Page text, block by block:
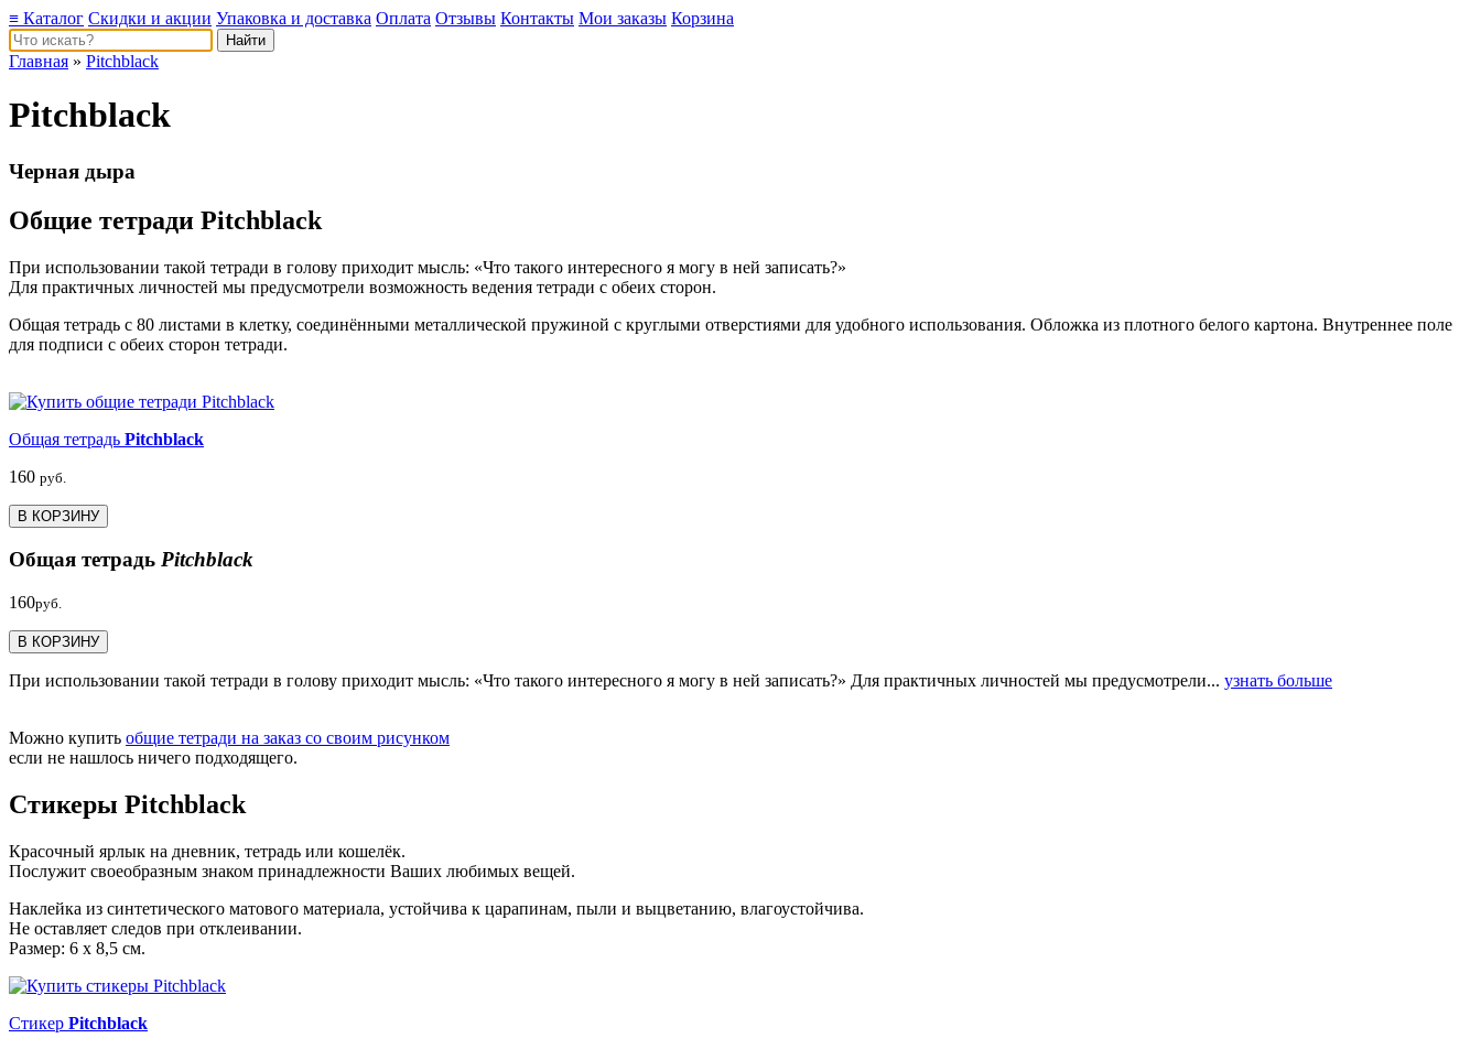
≡ Каталог Скидки и акции Упаковка и доставка Оплата Отзывы Контакты Мои заказы Корзина
Главная » Pitchblack
Pitchblack
Черная дыра
Общие тетради Pitchblack
При использовании такой тетради в голову приходит мысль: «Что такого интересного я могу в ней записать?»
Для практичных личностей мы предусмотрели возможность ведения тетради с обеих сторон.
Общая тетрадь с 80 листами в клетку, соединёнными металлической пружиной с круглыми отверстиями для удобного использования. Обложка из плотного белого картона. Внутреннее поле
для подписи с обеих сторон тетради.
Общая тетрадь Pitchblack
160 руб.
В КОРЗИНУ
Общая тетрадь Pitchblack
160руб.
В КОРЗИНУ
При использовании такой тетради в голову приходит мысль: «Что такого интересного я могу в ней записать?» Для практичных личностей мы предусмотрели... узнать больше
Можно купить общие тетради на заказ со своим рисунком
если не нашлось ничего подходящего.
Стикеры Pitchblack
Красочный ярлык на дневник, тетрадь или кошелёк.
Послужит своеобразным знаком принадлежности Ваших любимых вещей.
Наклейка из синтетического матового материала, устойчива к царапинам, пыли и выцветанию, влагоустойчива.
Не оставляет следов при отклеивании.
Размер: 6 х 8,5 см.
Стикер Pitchblack